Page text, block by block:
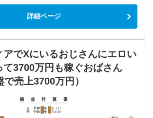
詳細ページ
アでXにいるおじさんにエロい
て3700万円も稼ぐおばさん
で売上3700万円）